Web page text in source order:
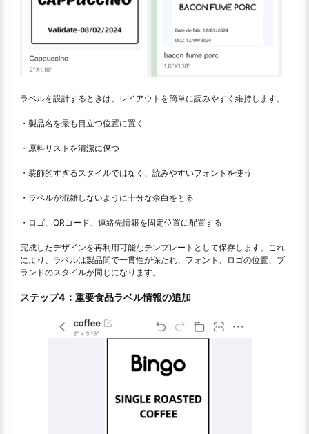
ラベルを設計するときは、レイアウトを簡単に読みやすく維持します。
・製品名を最も目立つ位置に置く
・原料リストを清潔に保つ
・装飾的すぎるスタイルではなく、読みやすいフォントを使う
・ラベルが混雑しないように十分な余白をとる
・ロゴ、QRコード、連絡先情報を固定位置に配置する
完成したデザインを再利用可能なテンプレートとして保存します。これ
により、ラベルは製品間で一貫性が保たれ、フォント、ロゴの位置、ブ
ランドのスタイルが同じになります。
ステップ4：重要食品ラベル情報の追加